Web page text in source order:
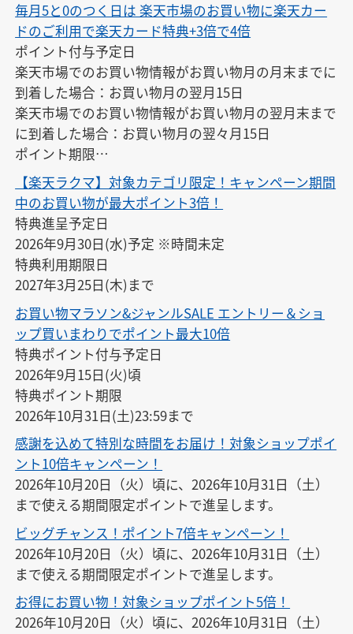
毎月5と0のつく日は 楽天市場のお買い物に楽天カー
ドのご利用で楽天カード特典+3倍で4倍
ポイント付与予定日
楽天市場でのお買い物情報がお買い物月の月末までに
到着した場合：お買い物月の翌月15日
楽天市場でのお買い物情報がお買い物月の翌月末まで
に到着した場合：お買い物月の翌々月15日
ポイント期限
付与の翌月末日23:59
【楽天ラクマ】対象カテゴリ限定！キャンペーン期間
中のお買い物が最大ポイント3倍！
特典進呈予定日
2026年9月30日(水)予定 ※時間未定
特典利用期限日
2027年3月25日(木)まで
お買い物マラソン&ジャンルSALE エントリー＆ショ
ップ買いまわりでポイント最大10倍
特典ポイント付与予定日
2026年9月15日(火)頃
特典ポイント期限
2026年10月31日(土)23:59まで
感謝を込めて特別な時間をお届け！対象ショップポイ
ント10倍キャンペーン！
2026年10月20日（火）頃に、2026年10月31日（土）
まで使える期間限定ポイントで進呈します。
ビッグチャンス！ポイント7倍キャンペーン！
2026年10月20日（火）頃に、2026年10月31日（土）
まで使える期間限定ポイントで進呈します。
お得にお買い物！対象ショップポイント5倍！
2026年10月20日（火）頃に、2026年10月31日（土）